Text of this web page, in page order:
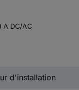
A DC/AC
d'installation